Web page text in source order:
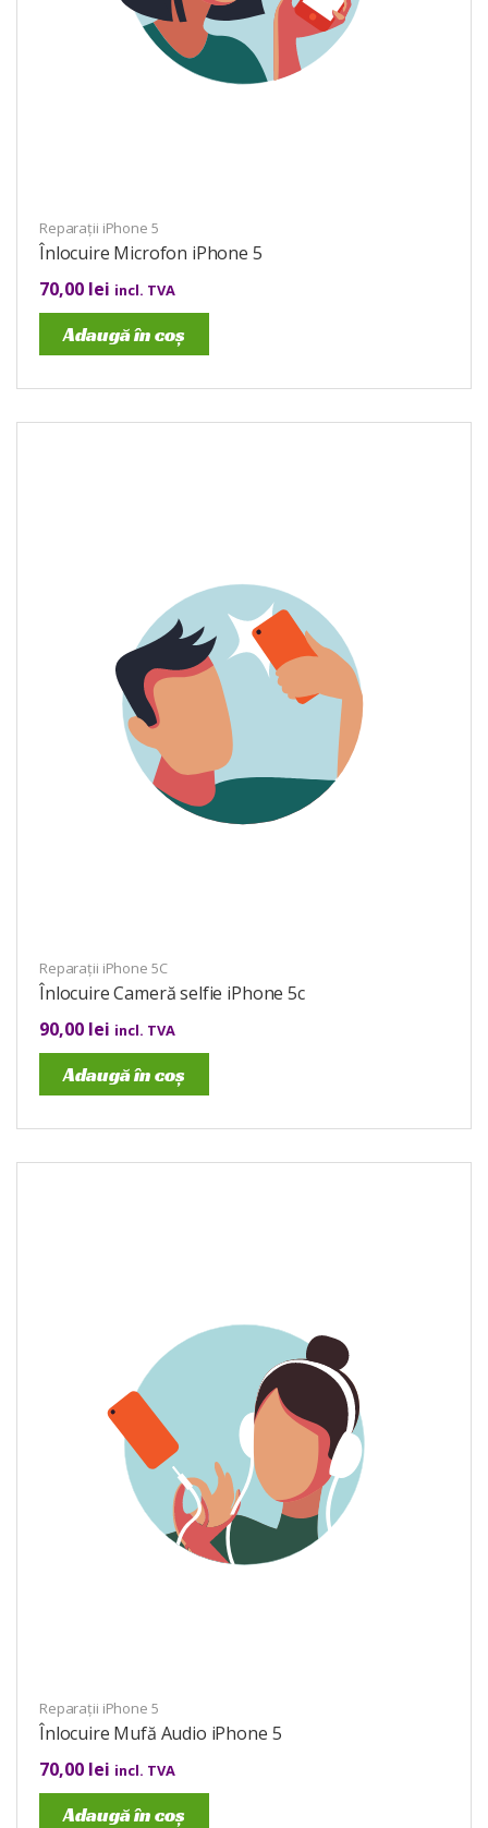
Reparații iPhone 5
Înlocuire Microfon iPhone 5
70,00 lei incl. TVA
Adaugă în coș
Reparații iPhone 5C
Înlocuire Cameră selfie iPhone 5c
90,00 lei incl. TVA
Adaugă în coș
Reparații iPhone 5
Înlocuire Mufă Audio iPhone 5
70,00 lei incl. TVA
Adaugă în coș